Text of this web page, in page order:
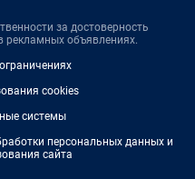
за достоверность
объявлениях.
cookies
системы
персональных данных и
сайта